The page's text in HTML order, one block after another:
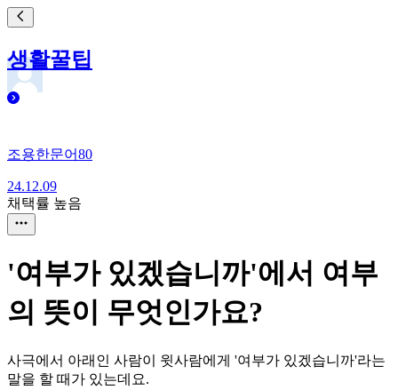
생활꿀팁
조용한문어80
24.12.09
채택률 높음
'여부가 있겠습니까'에서 여부
의 뜻이 무엇인가요?
사극에서 아래인 사람이 윗사람에게 '여부가 있겠습니까'라는
말을 할 때가 있는데요.